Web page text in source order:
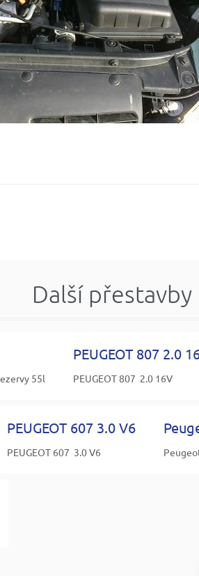
Další přestavby
55l
PEUGEOT 807 2.0
PEUGEOT 807 2.0 16V
PEUGEOT 607 3.0 V6
PEUGEOT 607 3.0 V6